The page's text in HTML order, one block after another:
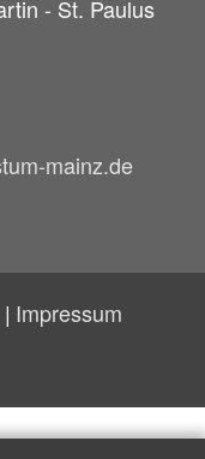
- St. Paulus
mainz.de
Impressum